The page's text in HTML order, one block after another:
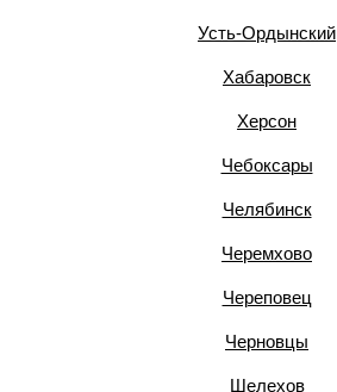
Усть-Ордынский
Хабаровск
Херсон
Чебоксары
Челябинск
Черемхово
Череповец
Черновцы
Шелехов